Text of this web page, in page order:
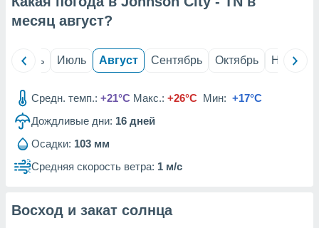
из
данных
месяц август?
Июнь Июль Август Сентябрь Октябрь Ноябрь
Средн. темп.: +21°C Макс.: +26°C Мин: +17°C
Дождливые дни: 16 дней
Осадки: 103 мм
Средняя скорость ветра: 1 м/с
Восход и закат солнца